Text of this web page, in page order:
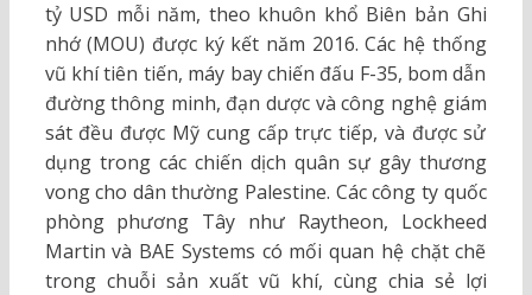
tỷ USD mỗi năm, theo khuôn khổ Biên bản Ghi
nhớ (MOU) được ký kết năm 2016. Các hệ thống
vũ khí tiên tiến, máy bay chiến đấu F-35, bom dẫn
đường thông minh, đạn dược và công nghệ giám
sát đều được Mỹ cung cấp trực tiếp, và được sử
dụng trong các chiến dịch quân sự gây thương
vong cho dân thường Palestine. Các công ty quốc
phòng phương Tây như Raytheon, Lockheed
Martin và BAE Systems có mối quan hệ chặt chẽ
trong chuỗi sản xuất vũ khí, cùng chia sẻ lợi